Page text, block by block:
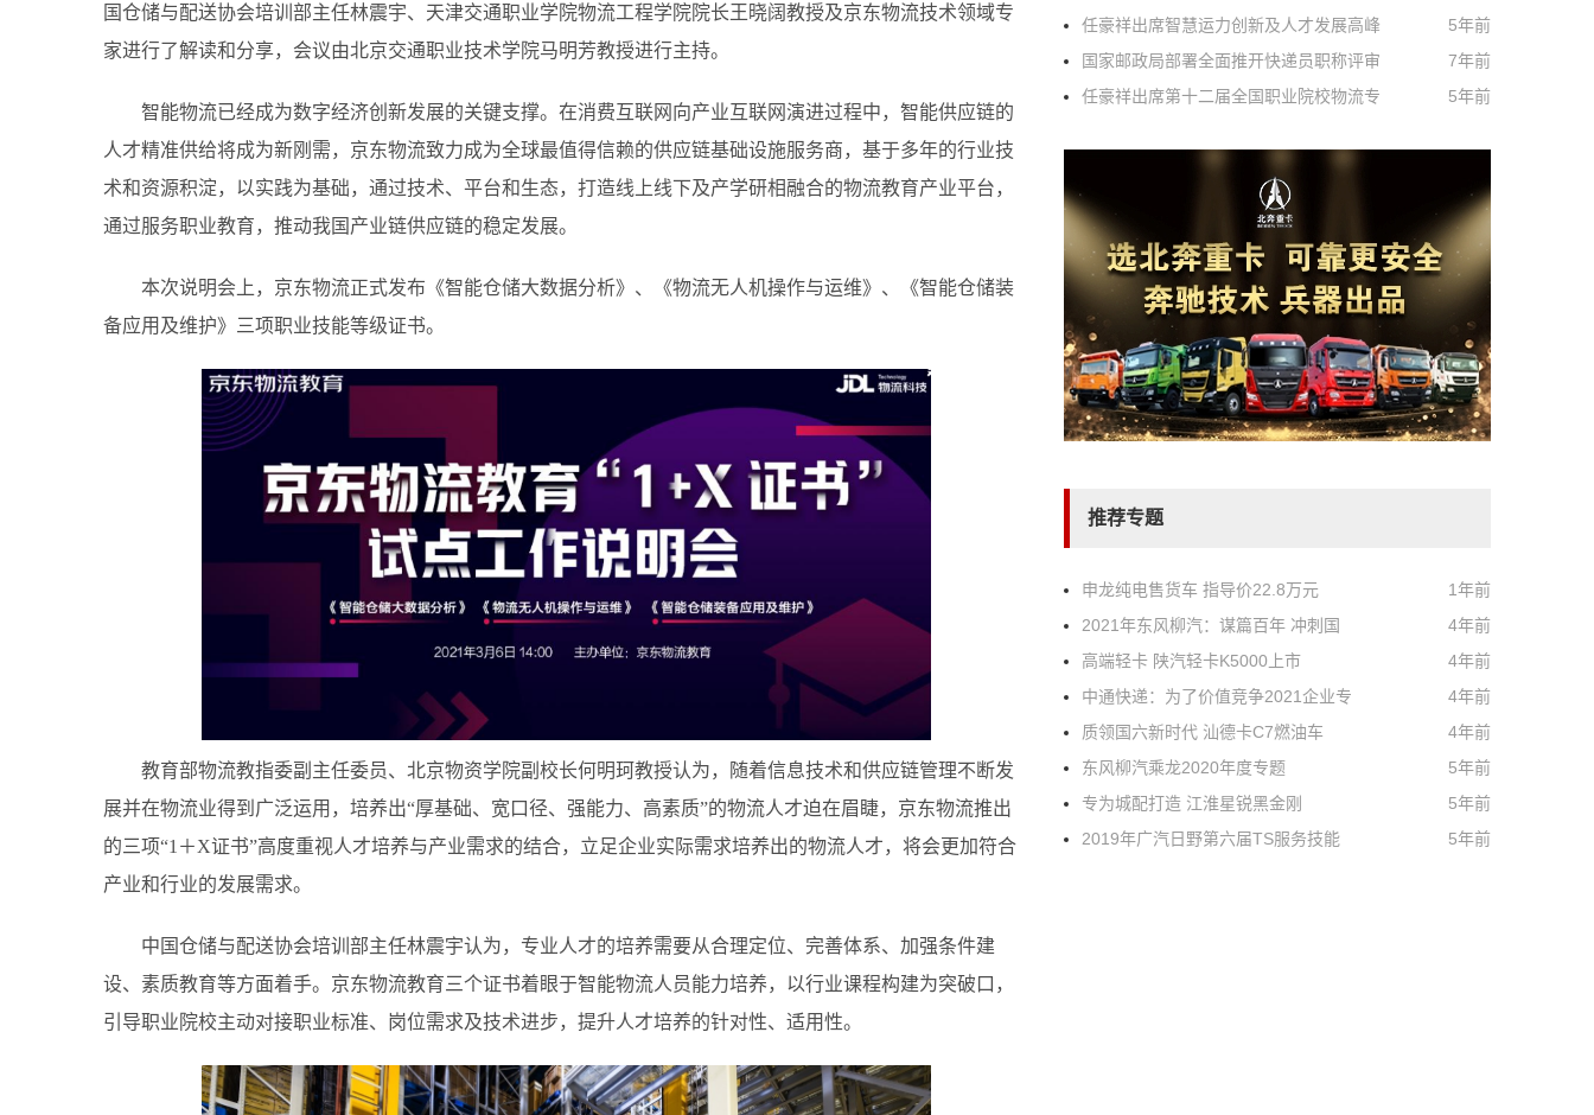
国仓储与配送协会培训部主任林震宇、天津交通职业学院物流工程学院院长王晓阔教授及京东物流技术领域专
家进行了解读和分享，会议由北京交通职业技术学院马明芳教授进行主持。
智能物流已经成为数字经济创新发展的关键支撑。在消费互联网向产业互联网演进过程中，智能供应链的
人才精准供给将成为新刚需，京东物流致力成为全球最值得信赖的供应链基础设施服务商，基于多年的行业技
术和资源积淀，以实践为基础，通过技术、平台和生态，打造线上线下及产学研相融合的物流教育产业平台，
通过服务职业教育，推动我国产业链供应链的稳定发展。
本次说明会上，京东物流正式发布《智能仓储大数据分析》、《物流无人机操作与运维》、《智能仓储装
备应用及维护》三项职业技能等级证书。
教育部物流教指委副主任委员、北京物资学院副校长何明珂教授认为，随着信息技术和供应链管理不断发
展并在物流业得到广泛运用，培养出“厚基础、宽口径、强能力、高素质”的物流人才迫在眉睫，京东物流推出
的三项“1＋X证书”高度重视人才培养与产业需求的结合，立足企业实际需求培养出的物流人才，将会更加符合
产业和行业的发展需求。
中国仓储与配送协会培训部主任林震宇认为，专业人才的培养需要从合理定位、完善体系、加强条件建
设、素质教育等方面着手。京东物流教育三个证书着眼于智能物流人员能力培养，以行业课程构建为突破口，
引导职业院校主动对接职业标准、岗位需求及技术进步，提升人才培养的针对性、适用性。
任豪祥出席智慧运力创新及人才发展高峰
5年前
国家邮政局部署全面推开快递员职称评审
7年前
任豪祥出席第十二届全国职业院校物流专
5年前
推荐专题
申龙纯电售货车 指导价22.8万元
1年前
2021年东风柳汽：谋篇百年 冲刺国
4年前
高端轻卡 陕汽轻卡K5000上市
4年前
中通快递：为了价值竞争2021企业专
4年前
质领国六新时代 汕德卡C7燃油车
4年前
东风柳汽乘龙2020年度专题
5年前
专为城配打造 江淮星锐黑金刚
5年前
2019年广汽日野第六届TS服务技能
5年前